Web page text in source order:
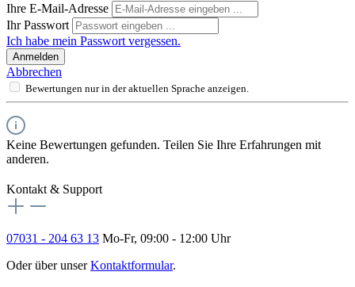
Ihre E-Mail-Adresse
Ihr Passwort
Ich habe mein Passwort vergessen.
Anmelden
Abbrechen
Bewertungen nur in der aktuellen Sprache anzeigen.
Keine Bewertungen gefunden. Teilen Sie Ihre Erfahrungen mit
anderen.
Kontakt & Support
07031 - 204 63 13 Mo-Fr, 09:00 - 12:00 Uhr
Oder über unserKontaktformular.